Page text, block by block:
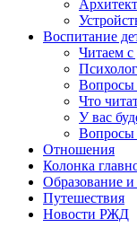
Воспитание
Читаем с
Вопросы
Что
У вас
Вопросы
Отношения
Колонка
Образование
Путешествия
Новости РЖД